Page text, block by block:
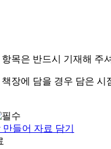
항목은 반드시 기재해 주
장에 담을 경우 담은 시
들어 자료 담기